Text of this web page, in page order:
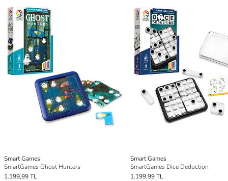
Smart Games
SmartGames Ghost Hunters
1.199,99 TL
Smart Games
SmartGames Dice Deduction
1.199,99 TL